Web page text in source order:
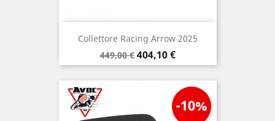
Collettore Racing Arrow 2025
Prezzo
base
449,00 € Prezzo
404,10 €
-10%